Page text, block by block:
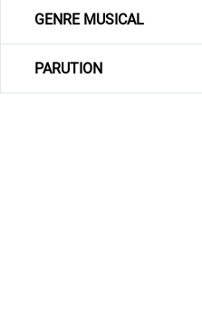
GENRE MUSICAL
PARUTION